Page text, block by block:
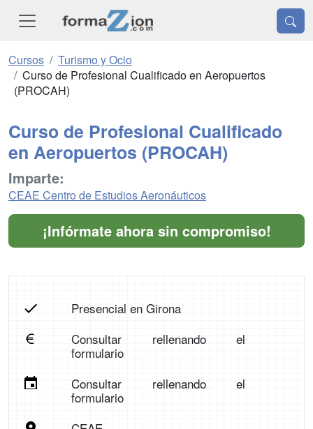
Cursos
Turismo y Ocio
Curso de Profesional Cualificado en Aeropuertos
(PROCAH)
Curso de Profesional Cualificado
en Aeropuertos (PROCAH)
Imparte:
CEAE Centro de Estudios Aeronáuticos
¡Infórmate ahora sin compromiso!
Presencial en Girona
Consultar rellenando el
formulario
Consultar rellenando el
formulario